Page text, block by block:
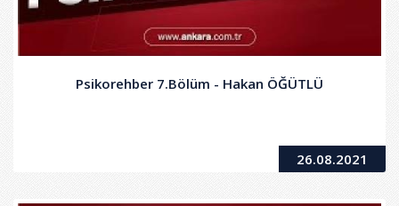
Psikorehber 7.Bölüm - Hakan ÖĞÜTLÜ
26.08.2021